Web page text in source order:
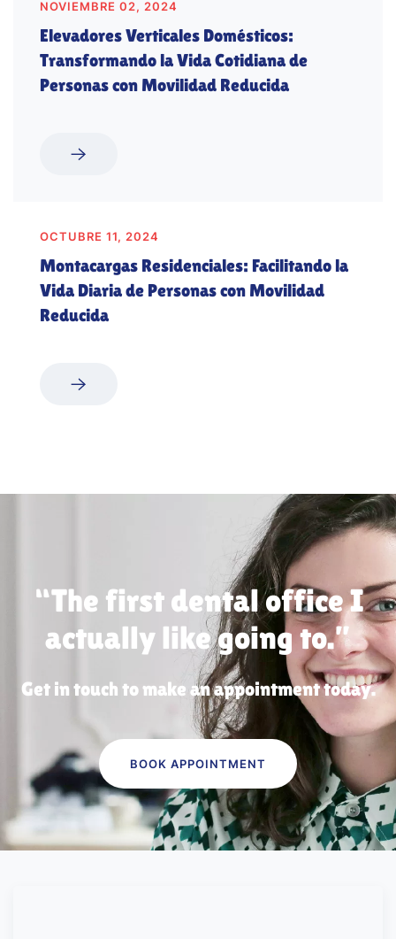
NOVIEMBRE 02, 2024
Elevadores Verticales Domésticos:
Transformando la Vida Cotidiana de
Personas con Movilidad Reducida
OCTUBRE 11, 2024
Montacargas Residenciales: Facilitando la
Vida Diaria de Personas con Movilidad
Reducida
“The first dental officeI
actually like going to.”
Get in touch to make an appointment today.
BOOK APPOINTMENT